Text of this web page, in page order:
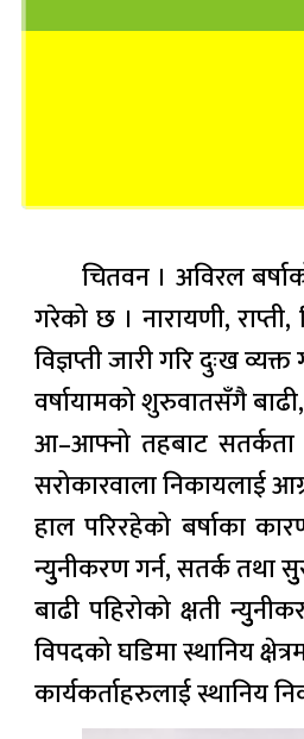
चितवन । अविरल
गरेको छ । नारायणी,
विज्ञप्ती जारी गरि दुःख व्यक्त
वर्षायामको शुरुवातसँगै
आ–आफ्नो तहबाट सतर्कता
सरोकारवाला निकायलाई
हाल परिरहेको बर्षाका
न्युुनीकरण गर्न, सतर्क तथा
बाढी पहिरोको क्षती
विपदको घडिमा स्थानिय
कार्यकर्ताहरुलाई स्थानिय